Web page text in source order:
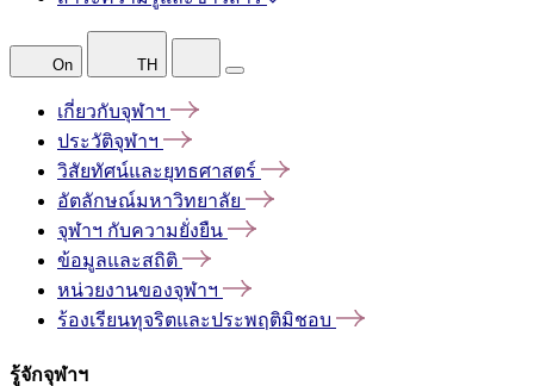
On TH
เกี่ยวกับจุฬาฯ
ประวัติจุฬาฯ
วิสัยทัศน์และยุทธศาสตร์
อัตลักษณ์มหาวิทยาลัย
จุฬาฯ กับความยั่งยืน
ข้อมูลและสถิติ
หน่วยงานของจุฬาฯ
ร้องเรียนทุจริตและประพฤติมิชอบ
รู้จักจุฬาฯ